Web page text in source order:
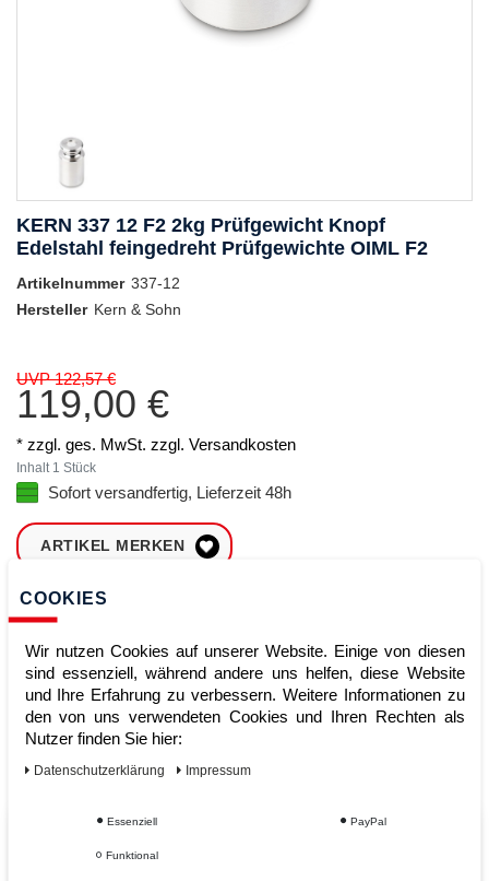
KERN 337 12 F2 2kg Prüfgewicht Knopf
Edelstahl feingedreht Prüfgewichte OIML F2
Artikelnummer 337-12
Hersteller Kern & Sohn
UVP 122,57 €
119,00 €
* zzgl. ges. MwSt. zzgl. Versandkosten
Inhalt 1 Stück
Sofort versandfertig, Lieferzeit 48h
ARTIKEL MERKEN
ZUM WARENKORB
Sofort lieferbar
Kauf auf Rechnung
COOKIES
Wir nutzen Cookies auf unserer Website. Einige von diesen
sind essenziell, während andere uns helfen, diese Website
und Ihre Erfahrung zu verbessern. Weitere Informationen zu
den von uns verwendeten Cookies und Ihren Rechten als
Nutzer finden Sie hier:
Daten­schutz­erklärung Impressum
Essenziell PayPal
Funktional